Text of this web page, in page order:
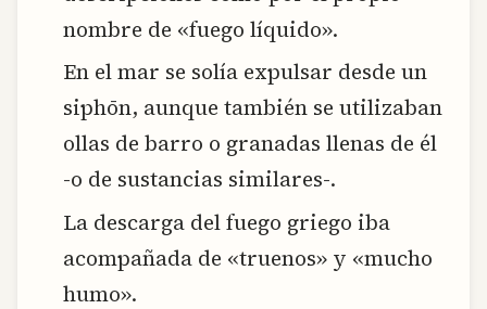
nombre de «fuego líquido».
En el mar se solía expulsar desde un
siphōn, aunque también se utilizaban
ollas de barro o granadas llenas de él
-o de sustancias similares-.
La descarga del fuego griego iba
acompañada de «truenos» y «mucho
humo».